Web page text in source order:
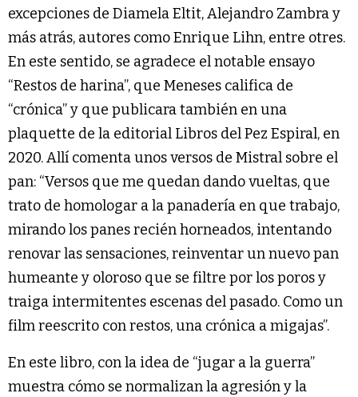
excepciones de Diamela Eltit, Alejandro Zambra y
más atrás, autores como Enrique Lihn, entre otres.
En este sentido, se agradece el notable ensayo
“Restos de harina”, que Meneses califica de
“crónica” y que publicara también en una
plaquette de la editorial Libros del Pez Espiral, en
2020. Allí comenta unos versos de Mistral sobre el
pan: “Versos que me quedan dando vueltas, que
trato de homologar a la panadería en que trabajo,
mirando los panes recién horneados, intentando
renovar las sensaciones, reinventar un nuevo pan
humeante y oloroso que se filtre por los poros y
traiga intermitentes escenas del pasado. Como un
film reescrito con restos, una crónica a migajas”.
En este libro, con la idea de “jugar a la guerra”
muestra cómo se normalizan la agresión y la